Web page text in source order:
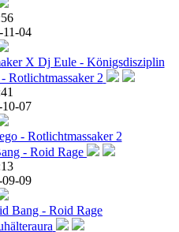
11-04
X Dj Eule - Königsdisziplin
10-07
- Rotlichtmassaker 2
09-09
Bang - Roid Rage